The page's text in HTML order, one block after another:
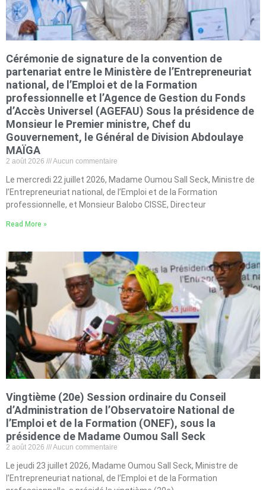
Cérémonie de signature de la convention de
partenariat entre le Ministère de l’Entrepreneuriat
national, de l’Emploi et de la Formation
professionnelle et l’Agence de Gestion du Fonds
d’Accès Universel (AGEFAU) Sous la présidence de
Monsieur le Premier ministre, Chef du
Gouvernement, le Général de Division Abdoulaye
MAÏGA
2 août 2026 Aucun commentaire
Le mercredi 22 juillet 2026, Madame Oumou Sall Seck, Ministre de
l’Entrepreneuriat national, de l’Emploi et de la Formation
professionnelle, et Monsieur Balobo CISSE, Directeur
Read More »
Vingtième (20e) Session ordinaire du Conseil
d’Administration de l’Observatoire National de
l’Emploi et de la Formation (ONEF), sous la
présidence de Madame Oumou Sall Seck
2 août 2026 Aucun commentaire
Le jeudi 23 juillet 2026, Madame Oumou Sall Seck, Ministre de
l’Entrepreneuriat national, de l’Emploi et de la Formation